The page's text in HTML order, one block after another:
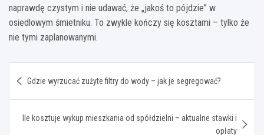
naprawdę czystym i nie udawać, że „jakoś to pójdzie” w
osiedlowym śmietniku. To zwykle kończy się kosztami – tylko że
nie tymi zaplanowanymi.
wpisu
Gdzie wyrzucać zużyte filtry do wody – jak je segregować?
Ile kosztuje wykup mieszkania od spółdzielni – aktualne stawki i
opłaty